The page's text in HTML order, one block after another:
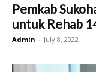
Pemkab
untuk Rehab
Admin - July 8, 2022